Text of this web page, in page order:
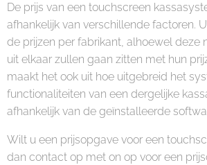
De prijs van een touchscreen
afhankelijk van verschillende factoren.
de prijzen per fabrikant, alhoewel deze
uit elkaar zullen gaan zitten met hun
maakt het ook uit hoe uitgebreid het
functionaliteiten van een dergelijke
afhankelijk van de geïnstalleerde
Wilt u een prijsopgave voor een
dan contact op met on op voor een